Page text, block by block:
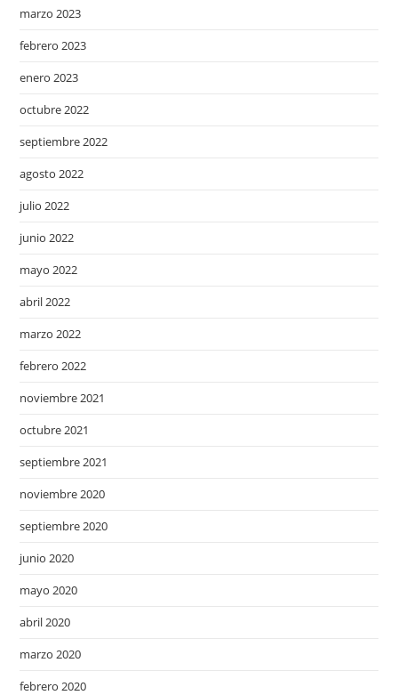
marzo 2023
febrero 2023
enero 2023
octubre 2022
septiembre 2022
agosto 2022
julio 2022
junio 2022
mayo 2022
abril 2022
marzo 2022
febrero 2022
noviembre 2021
octubre 2021
septiembre 2021
noviembre 2020
septiembre 2020
junio 2020
mayo 2020
abril 2020
marzo 2020
febrero 2020